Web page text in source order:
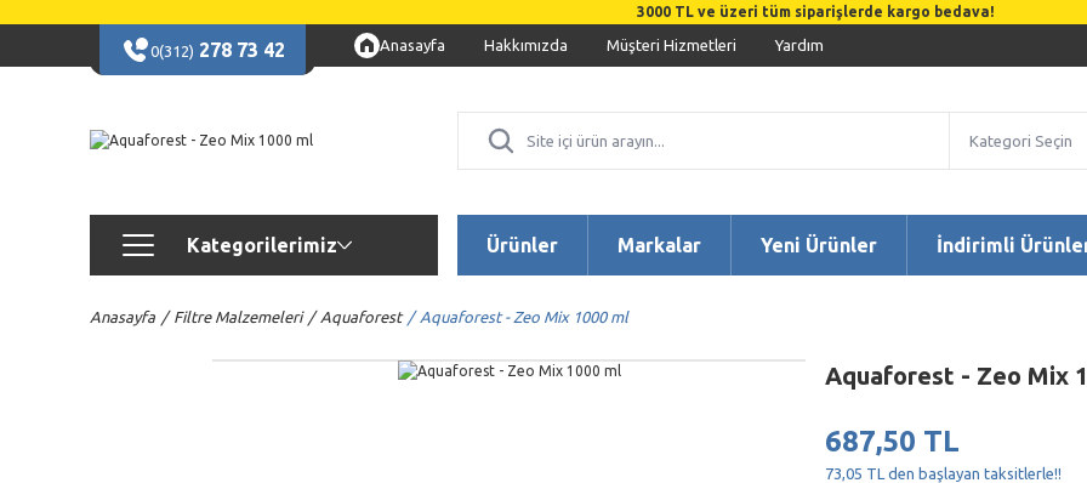
3000 TL ve üzeri tüm siparişlerde kargo bedava!
0(312) 278 73 42 Anasayfa Hakkımızda Müşteri Hizmetleri Yardım
Kategorilerimiz Ürünler Markalar Yeni Ürünler İndirimli
Anasayfa Filtre Malzemeleri Aquaforest Aquaforest - Zeo Mix 1000 ml
Aquaforest - Zeo Mix
687,50 TL
73,05 TL den başlayan taksitlerle!!